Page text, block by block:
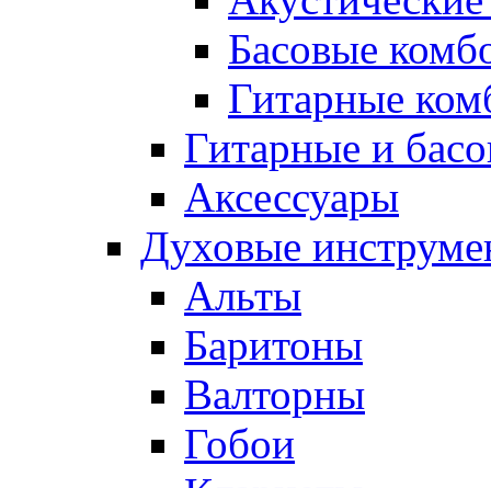
Басовые
Гитарные
Гитарные и
Аксессуары
Духовые
Альты
Баритоны
Валторны
Гобои